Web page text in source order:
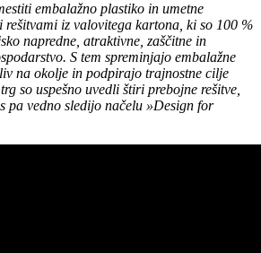
embalažno plastiko in umetne
iz valovitega kartona, ki so 100 %
napredne, atraktivne, zaščitne in
S tem spreminjajo embalažne
na okolje in podpirajo trajnostne cilje
so uspešno uvedli štiri prebojne rešitve,
pa vedno sledijo načelu »Design for